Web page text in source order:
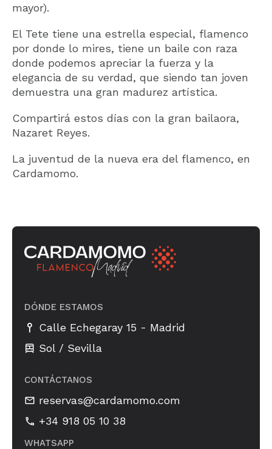
mayor).
El Tete tiene una estrella especial, flamenco
por donde lo mires, tiene un baile con raza
donde podemos apreciar la fuerza y la
elegancia de su verdad, que siendo tan joven
demuestra una gran madurez artística.
Compartirá estos días con la gran bailaora,
Nazaret Reyes.
La juventud de la nueva era del flamenco, en
Cardamomo.
DÓNDE ESTAMOS
Calle Echegaray 15 - Madrid
Sol / Sevilla
CONTÁCTANOS
reservas@cardamomo.com
+34 918 05 10 38
WHATSAPP